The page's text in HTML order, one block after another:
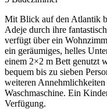
Mit Blick auf den Atlantik
Adeje durch ihre
verfügt über ein
ein geräumiges, helles
einem 2×2 m Bett genutzt
bequem bis zu sieben
weiteren
Waschmaschine. Ein
Verfügung.